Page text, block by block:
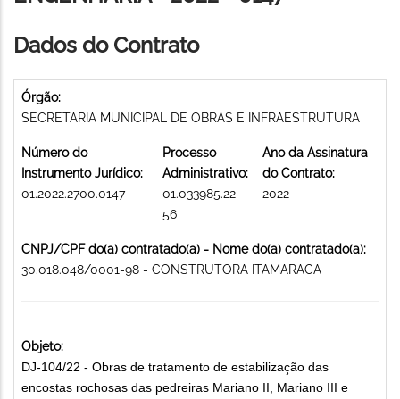
Dados do Contrato
Órgão:
SECRETARIA MUNICIPAL DE OBRAS E INFRAESTRUTURA
Número do
Instrumento Jurídico:
01.2022.2700.0147
Processo
Administrativo:
01.033985.22-
56
Ano da Assinatura
do Contrato:
2022
CNPJ/CPF do(a) contratado(a) - Nome do(a) contratado(a):
30.018.048/0001-98 - CONSTRUTORA ITAMARACA
Objeto:
DJ-104/22 - Obras de tratamento de estabilização das
encostas rochosas das pedreiras Mariano II, Mariano III e